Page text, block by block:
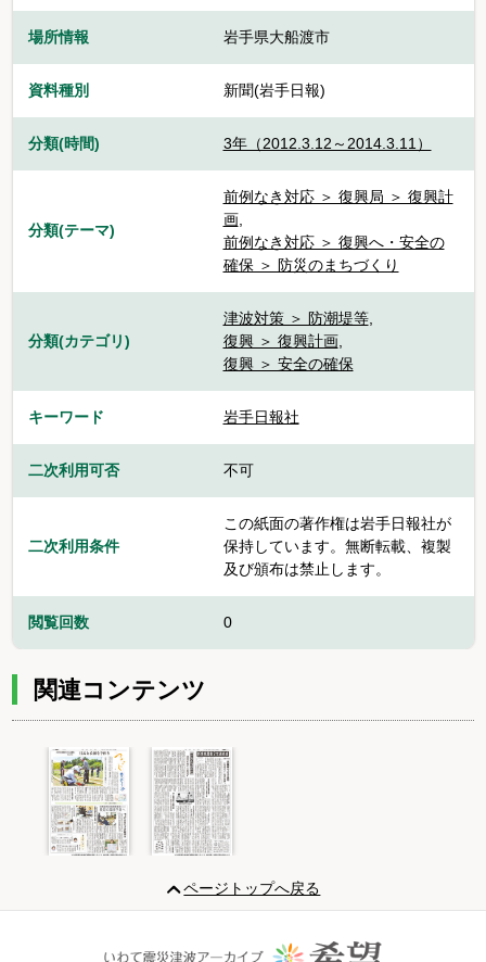
場所情報 岩手県大船渡市
資料種別 新聞(岩手日報)
分類(時間) 3年（2012.3.12～2014.3.11）
分類(テーマ)
前例なき対応 ＞ 復興局 ＞ 復興計
画,
前例なき対応 ＞ 復興へ・安全の
確保 ＞ 防災のまちづくり
分類(カテゴリ)
津波対策 ＞ 防潮堤等,
復興 ＞ 復興計画,
復興 ＞ 安全の確保
キーワード 岩手日報社
二次利用可否 不可
二次利用条件
この紙面の著作権は岩手日報社が
保持しています。無断転載、複製
及び頒布は禁止します。
閲覧回数 0
関連コンテンツ
2
ページトップへ戻る